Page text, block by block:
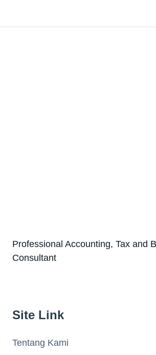
Professional Accounting, Tax and
Consultant
Site Link
Tentang Kami